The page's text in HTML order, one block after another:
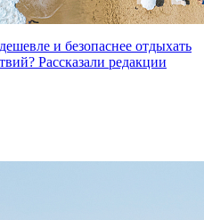
и безопаснее отдыхать
Рассказали редакции